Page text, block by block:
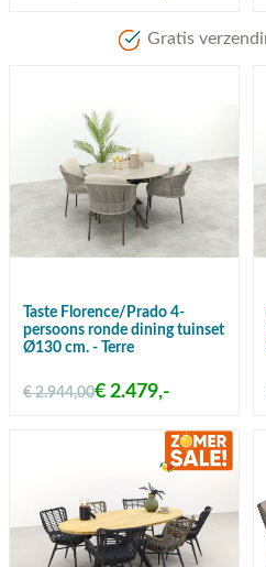
Taste Florence/Prado 4-
persoons ronde dining tuinset
Ø130 cm. - Terre
€ 2.944,00€ 2.479,-